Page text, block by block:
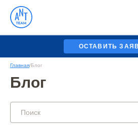
ОСТАВИТЬ
Главная/Блог
Блог